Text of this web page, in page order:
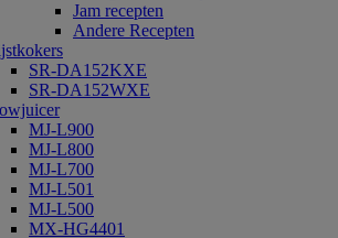
Jam recepten
Andere Recepten
SR-DA152KXE
SR-DA152WXE
MJ-L900
MJ-L800
MJ-L700
MJ-L501
MJ-L500
MX-HG4401